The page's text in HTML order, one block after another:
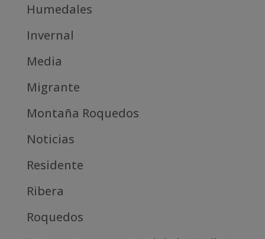
Humedales
Invernal
Media
Migrante
Montaña Roquedos
Noticias
Residente
Ribera
Roquedos